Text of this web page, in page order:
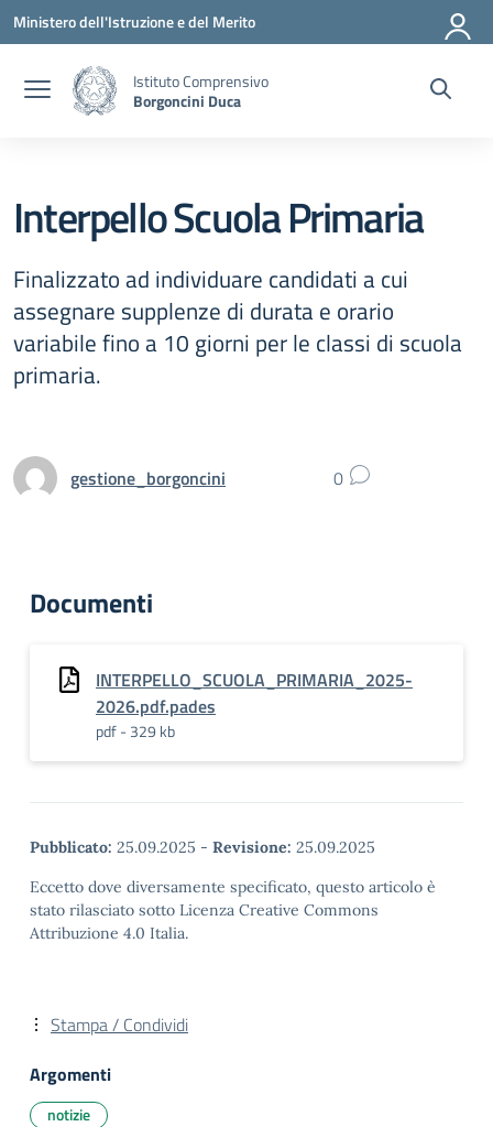
Vai ai contenuti
Vai al menu di navigazione
Vai al footer
Ministero dell'Istruzione e del Merito
Istituto Comprensivo
Borgoncini Duca
Interpello Scuola Primaria
Finalizzato ad individuare candidati a cui
assegnare supplenze di durata e orario
variabile fino a 10 giorni per le classi di scuola
primaria.
gestione_borgoncini 0
Documenti
INTERPELLO_SCUOLA_PRIMARIA_2025-
2026.pdf.pades
pdf - 329 kb
Pubblicato: 25.09.2025 - Revisione: 25.09.2025
Eccetto dove diversamente specificato, questo articolo è
stato rilasciato sotto Licenza Creative Commons
Attribuzione 4.0 Italia.
Stampa / Condividi
Argomenti
notizie